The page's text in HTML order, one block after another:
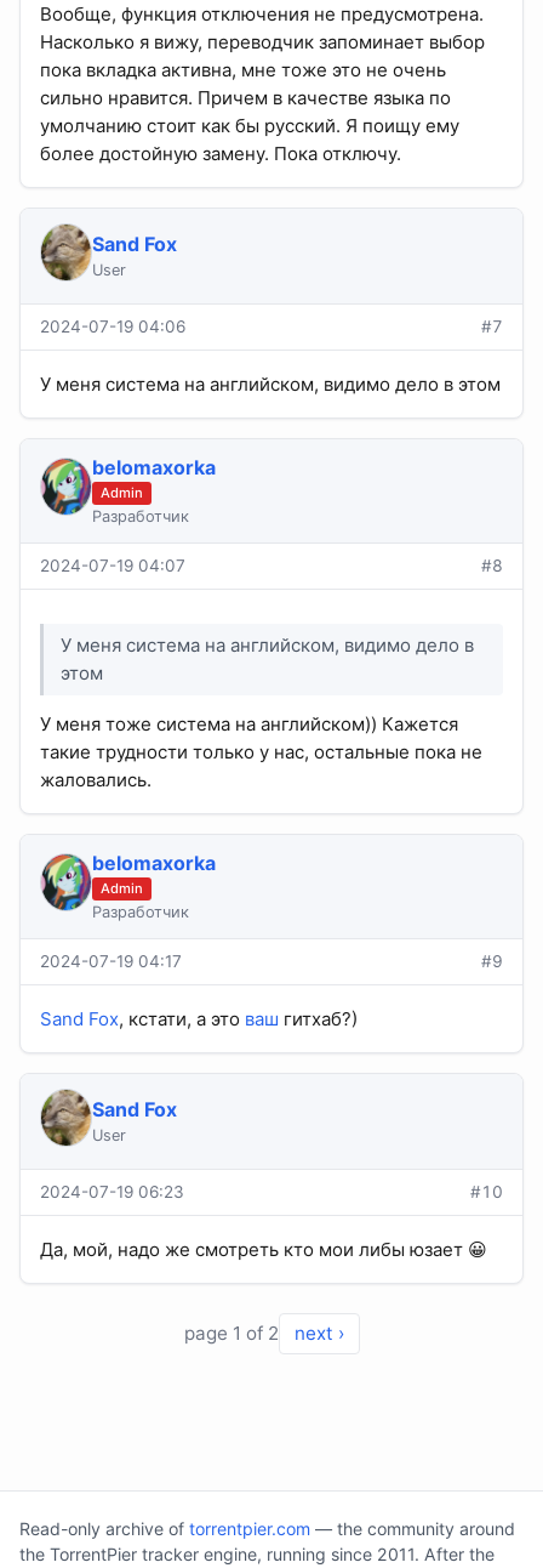
Вообще, функция отключения не предусмотрена.
Насколько я вижу, переводчик запоминает выбор
пока вкладка активна, мне тоже это не очень
сильно нравится. Причем в качестве языка по
умолчанию стоит как бы русский. Я поищу ему
более достойную замену. Пока отключу.
Sand Fox
User
2024-07-19 04:06 #7
У меня система на английском, видимо дело в этом
belomaxorka
Admin
Разработчик
2024-07-19 04:07 #8
У меня система на английском, видимо дело в
этом
У меня тоже система на английском)) Кажется
такие трудности только у нас, остальные пока не
жаловались.
belomaxorka
Admin
Разработчик
2024-07-19 04:17 #9
Sand Fox, кстати, а это ваш гитхаб?)
Sand Fox
User
2024-07-19 06:23 #10
Да, мой, надо же смотреть кто мои либы юзает 😀
page 1 of 2 next ›
Read-only archive of torrentpier.com — the community around
the TorrentPier tracker engine, running since 2011. After the